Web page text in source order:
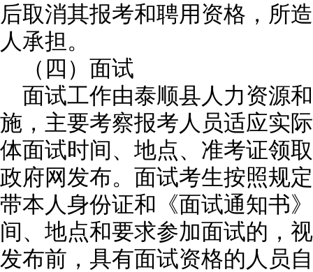
后取消其报考和聘用资格，所
人承担。
（四）面试
面试工作由泰顺县人力资源
施，主要考察报考人员适应实
体面试时间、地点、准考证领
政府网发布。面试考生按照规
带本人身份证和《面试通知书
间、地点和要求参加面试的，
发布前，具有面试资格的人员